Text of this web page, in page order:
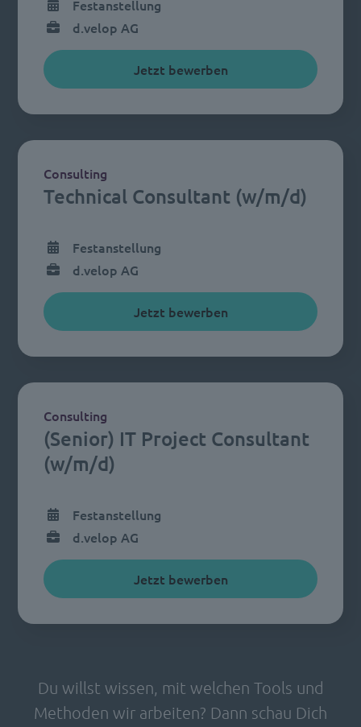
Festanstellung
d.velop AG
Jetzt bewerben
Technical Consultant (w/m/d)
Consulting
Festanstellung
d.velop AG
Jetzt bewerben
(Senior) IT Project Consultant
(w/m/d)
Consulting
Festanstellung
d.velop AG
Jetzt bewerben
Du willst wissen, mit welchen Tools und
Methoden wir arbeiten? Dann schau Dich